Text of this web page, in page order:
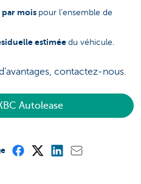
par mois pour l’ensemble de
estimée du véhicule.
contactez-nous.
Autolease